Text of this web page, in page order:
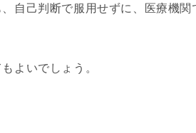
自己判断で服用せずに、医療機
よいでしょう。